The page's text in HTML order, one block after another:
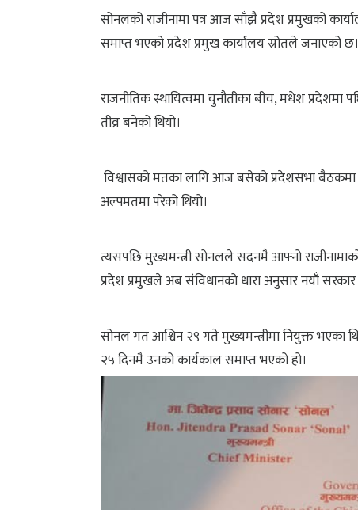
सोनलको राजीनामा पत्र आज साँझै प्रदेश प्रमुखको
समाप्त भएको प्रदेश प्रमुख कार्यालय स्रोतले जनाएको छ।
राजनीतिक स्थायित्वमा चुनौतीका बीच, मधेश प्रदेशमा
तीव्र बनेको थियो।
विश्वासको मतका लागि आज बसेको प्रदेशसभा बैठकमा
अल्पमतमा परेको थियो।
त्यसपछि मुख्यमन्त्री सोनलले सदनमै आफ्नो
प्रदेश प्रमुखले अब संविधानको धारा अनुसार नयाँ
सोनल गत आश्विन २९ गते मुख्यमन्त्रीमा नियुक्त भएका
२५ दिनमै उनको कार्यकाल समाप्त भएको हो।